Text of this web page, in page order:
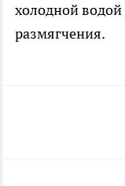
холодной водой
размягчения.